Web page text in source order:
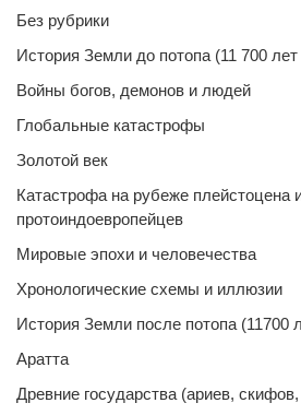
Без рубрики
История Земли до потопа (11 700 лет
Войны богов, демонов и людей
Глобальные катастрофы
Золотой век
Катастрофа на рубеже плейстоцена
протоиндоевропейцев
Мировые эпохи и человечества
Хронологические схемы и иллюзии
История Земли после потопа (11700
Аратта
Древние государства (ариев,